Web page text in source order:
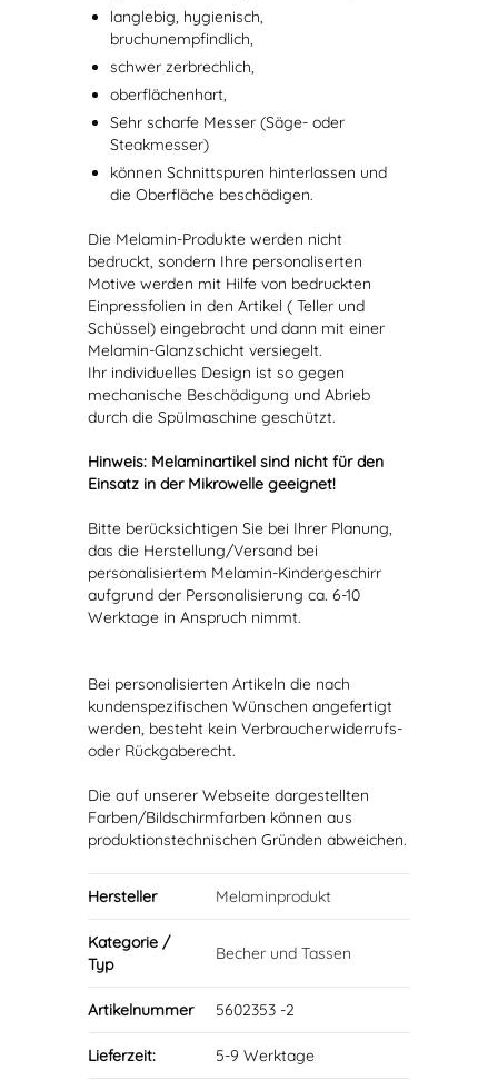
langlebig, hygienisch,
bruchunempfindlich,
schwer zerbrechlich,
oberflächenhart,
Sehr scharfe Messer (Säge- oder
Steakmesser)
können Schnittspuren hinterlassen und
die Oberfläche beschädigen.
Die Melamin-Produkte werden nicht
bedruckt, sondern Ihre personaliserten
Motive werden mit Hilfe von bedruckten
Einpressfolien in den Artikel ( Teller und
Schüssel) eingebracht und dann mit einer
Melamin-Glanzschicht versiegelt.
Ihr individuelles Design ist so gegen
mechanische Beschädigung und Abrieb
durch die Spülmaschine geschützt.
Hinweis: Melaminartikel sind nicht für den
Einsatz in der Mikrowelle geeignet!
Bitte berücksichtigen Sie bei Ihrer Planung,
das die Herstellung/Versand bei
personalisiertem Melamin-Kindergeschirr
aufgrund der Personalisierung ca. 6-10
Werktage in Anspruch nimmt.
Bei personalisierten Artikeln die nach
kundenspezifischen Wünschen angefertigt
werden, besteht kein Verbraucherwiderrufs-
oder Rückgaberecht.
Die auf unserer Webseite dargestellten
Farben/Bildschirmfarben können aus
produktionstechnischen Gründen abweichen.
Hersteller Melaminprodukt
Kategorie /
Typ
Becher und Tassen
Artikelnummer 5602353 -2
Lieferzeit: 5-9 Werktage